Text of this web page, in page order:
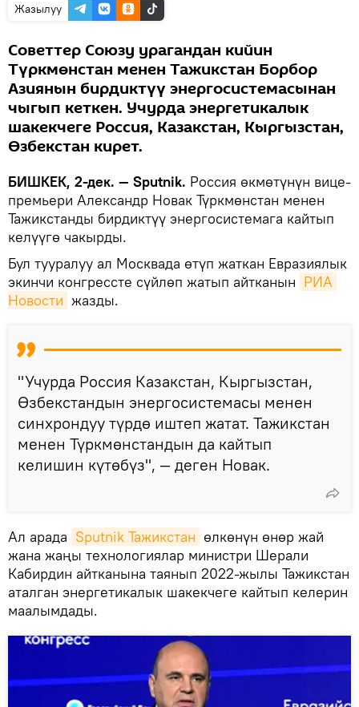
Жазылуу
Советтер Cоюзу урагандан кийин
Түркмөнстан менен Тажикстан Борбор
Азиянын бирдиктүү энергосистемасынан
чыгып кеткен. Учурда энергетикалык
шакекчеге Россия, Казакстан, Кыргызстан,
Өзбекстан кирет.
БИШКЕК, 2-дек. — Sputnik. Россия өкмөтүнүн вице-
премьери Александр Новак Түркмөнстан менен
Тажикстанды бирдиктүү энергосистемага кайтып
келүүгө чакырды.
Бул тууралуу ал Москвада өтүп жаткан Евразиялык
экинчи конгрессте сүйлөп жатып айтканын РИА
Новости жазды.
"Учурда Россия Казакстан, Кыргызстан,
Өзбекстандын энергосистемасы менен
синхрондуу түрдө иштеп жатат. Тажикстан
менен Түркмөнстандын да кайтып
келишин күтөбүз", — деген Новак.
Ал арада Sputnik Тажикстан өлкөнүн өнөр жай
жана жаңы технологиялар министри Шерали
Кабирдин айтканына таянып 2022-жылы Тажикстан
аталган энергетикалык шакекчеге кайтып келерин
маалымдады.